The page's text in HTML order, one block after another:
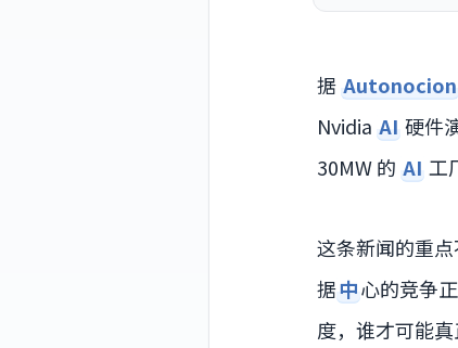
据 Autonocion
Nvidia AI 硬件
30MW 的 AI 工
这条新闻的重
据中心的竞争
度，谁才可能真